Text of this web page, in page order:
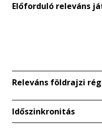
Előforduló releváns
Releváns földrajzi
Időszinkronitás